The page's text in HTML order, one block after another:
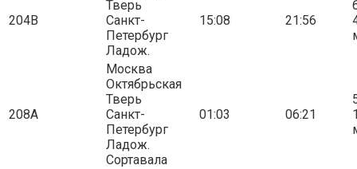
204В
Тверь
Санкт-
Петербург
Ладож.
15:08 21:56
208А
Москва
Октябрьская
Тверь
Санкт-
Петербург
Ладож.
Сортавала
01:03 06:21